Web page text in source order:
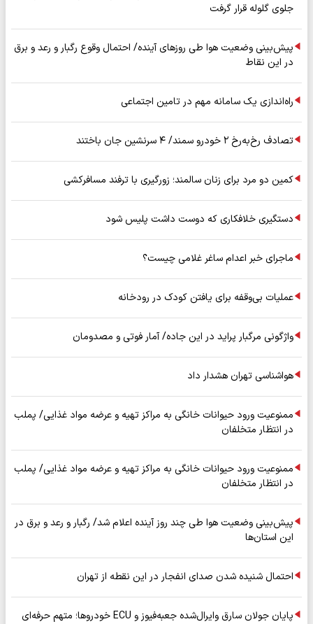
جلوی گلوله قرار گرفت
پیش‌بینی وضعیت هوا طی روزهای آینده/ احتمال وقوع رگبار و رعد و برق
در این نقاط
راه‌اندازی یک سامانه مهم در تامین اجتماعی
تصادف رخ‌به‌رخ ۲ خودرو سمند/ ۴ سرنشین جان باختند
کمین دو مرد برای زنان سالمند؛ زورگیری با ترفند مسافرکشی
دستگیری خلافکاری که دوست داشت پلیس شود
ماجرای خبر اعدام ساغر غلامی چیست؟
عملیات بی‌وقفه برای یافتن کودک در رودخانه
واژگونی مرگبار پراید در این جاده/ آمار فوتی و مصدومان
هواشناسی تهران هشدار داد
ممنوعیت ورود حیوانات خانگی به مراکز تهیه و عرضه مواد غذایی/ پملب
در انتظار متخلفان
ممنوعیت ورود حیوانات خانگی به مراکز تهیه و عرضه مواد غذایی/ پملب
در انتظار متخلفان
پیش‌بینی وضعیت هوا طی چند روز آینده اعلام شد/ رگبار و رعد و برق در
این استان‌ها
احتمال شنیده شدن صدای انفجار در این نقطه از تهران
پایان جولان سارق وایرال‌شده جعبه‌فیوز و ECU خودروها؛ متهم حرفه‌ای